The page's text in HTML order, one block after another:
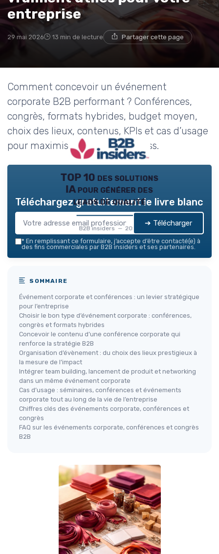
entreprise
29 mai 2026 13 min de lecture Partager cette page
Comment concevoir un événement
corporate B2B performant ? Conférences,
congrès, formats hybrides, budget moyen,
choix des lieux, contenus, KPIs et cas d’usage
pour maximiser l’impact business.
TOP 10 des solutions
IA pour générer des
leads de qualité
B2B insiders — 2026
Téléchargez gratuitement le livre blanc
➔ Télécharger
* En remplissant ce formulaire, j’accepte d’être contacté(e) à
des fins commerciales par B2B insiders et ses partenaires.
SOMMAIRE
Événement corporate et conférences : un levier stratégique
pour l’entreprise
Choisir le bon type d’événement corporate : conférences,
congrès et formats hybrides
Concevoir le contenu d’une conférence corporate qui
renforce la stratégie B2B
Organisation d’évènement : du choix des lieux prestigieux à
la mesure de l’impact
Intégrer team building, lancement de produit et networking
dans un même événement corporate
Cas d’usage : séminaires, conférences et événements
corporate tout au long de la vie de l’entreprise
Chiffres clés des événements corporate, conférences et
congrès
FAQ sur les événements corporate, conférences et congrès
B2B
→ Je rejoins le club
* En rejoignant le club, j'accepte de recevoir les emails
de B2B Insiders et les offres de ses partenaires.